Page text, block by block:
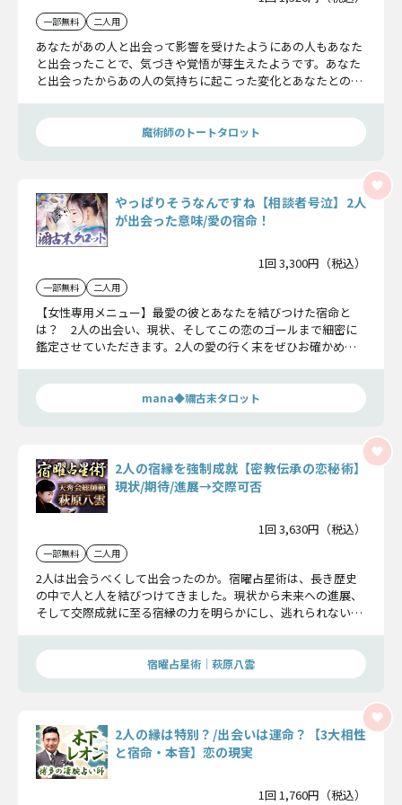
一部無料 二人用
あなたがあの人と出会って影響を受けたようにあの人もあなた
と出会ったことで、気づきや覚悟が芽生えたようです。あなた
と出会ったからあの人の気持ちに起こった変化とあなたとの未
きます。
魔術師のトートタロット
やっぱりそうなんですね【相談者号泣】2人
が出会った意味/愛の宿命！
1回 3,300円（税込）
一部無料 二人用
【女性専用メニュー】最愛の彼とあなたを結びつけた宿命と
は？ 2人の出会い、現状、そしてこの恋のゴールまで細密に
鑑定させていただきます。2人の愛の行く末をぜひお確かめく
mana◆禰古末タロット
2人の宿縁を強制成就【密教伝承の恋秘術】
現状/期待/進展→交際可否
1回 3,630円（税込）
一部無料 二人用
2人は出会うべくして出会ったのか。宿曜占星術は、長き歴史
の中で人と人を結びつけてきました。現状から未来への進展、
そして交際成就に至る宿縁の力を明らかにし、逃れられない結
宿曜占星術│萩原八雲
2人の縁は特別？/出会いは運命？【3大相性
と宿命・本音】恋の現実
1回 1,760円（税込）